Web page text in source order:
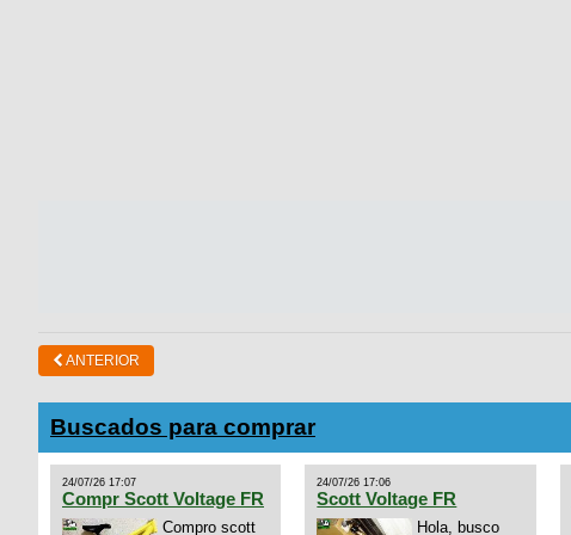
ANTERIOR
Buscados para comprar
24/07/26 17:07
Compr Scott Voltage FR
Compro scott
24/07/26 17:06
Scott Voltage FR
Hola, busco